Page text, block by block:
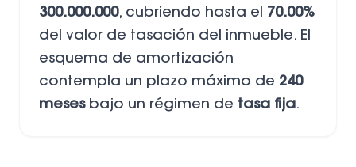
300.000.000, cubriendo hasta el 70.00%
del valor de tasación del inmueble. El
esquema de amortización
contempla un plazo máximo de 240
mesesbajo un régimen de tasa fija.